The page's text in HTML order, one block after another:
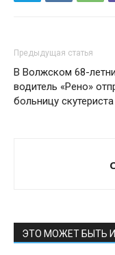
Предыдущая статья
В Волжском 68-
водитель «Рено»
больницу скутериста
ЭТО МОЖЕТ БЫТЬ